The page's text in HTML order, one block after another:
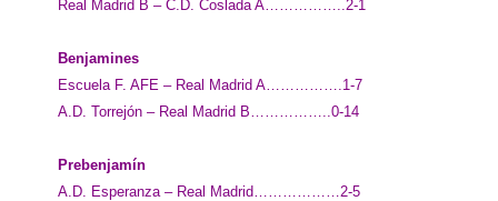
Real Madrid B – C.D. Coslada A……………..2-1
Benjamines
Escuela F. AFE – Real Madrid A…………….1-7
A.D. Torrejón – Real Madrid B……………..0-14
Prebenjamín
A.D. Esperanza – Real Madrid………………2-5